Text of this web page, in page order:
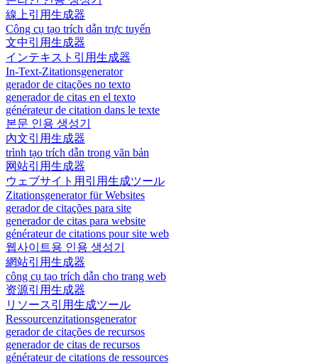
線上引用生成器
Công cụ tạo trích dẫn trực tuyến
文中引用生成器
インテキスト引用生成器
In-Text-Zitationsgenerator
gerador de citações no texto
generador de citas en el texto
générateur de citation dans le texte
본문 인용 생성기
內文引用生成器
trình tạo trích dẫn trong văn bản
网站引用生成器
ウェブサイト用引用生成ツール
Zitationsgenerator für Websites
gerador de citações para site
generador de citas para website
générateur de citations pour site web
웹사이트용 인용 생성기
網站引用生成器
công cụ tạo trích dẫn cho trang web
资源引用生成器
リソース引用生成ツール
Ressourcenzitationsgenerator
gerador de citações de recursos
generador de citas de recursos
générateur de citations de ressources